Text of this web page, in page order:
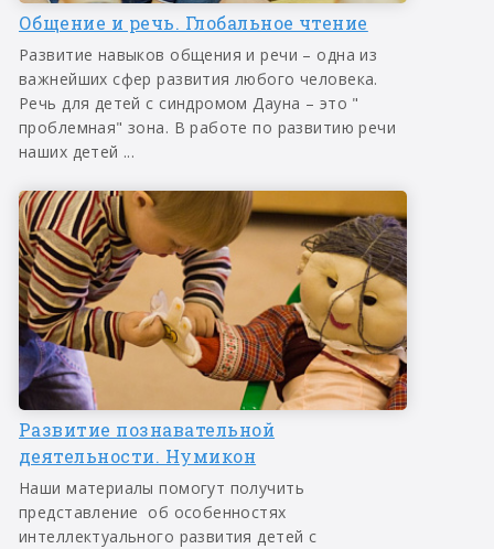
Общение и речь. Глобальное чтение
Развитие навыков общения и речи – одна из
важнейших сфер развития любого человека.
Речь для детей с синдромом Дауна – это "
проблемная" зона. В работе по развитию речи
наших детей ...
Развитие познавательной
деятельности. Нумикон
Наши материалы помогут получить
представление об особенностях
интеллектуального развития детей с